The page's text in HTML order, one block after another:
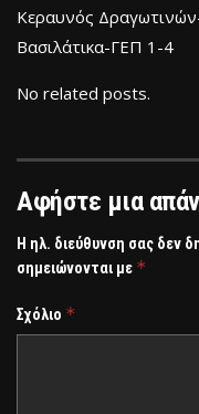
Κεραυνός
Βασιλάτικα-ΓΕΠ 1-4
No related posts.
Αφήστε μια
Η ηλ. διεύθυνση σας δεν
σημειώνονται με *
Σχόλιο *